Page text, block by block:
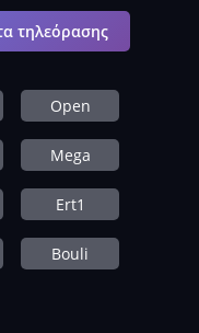
τηλεόρασης
Open
Mega
Ert1
Bouli